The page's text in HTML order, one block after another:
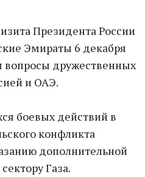
Президента России
Эмираты 6 декабря
вопросы дружественных
и ОАЭ.
боевых действий в
конфликта
дополнительной
Газа.